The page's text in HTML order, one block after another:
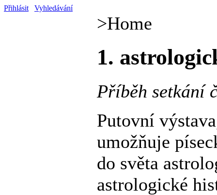
Přihlásit Vyhledávání
>Home
1.
Příběh setkání
Putovní
umožňuje
do světa
astrologické